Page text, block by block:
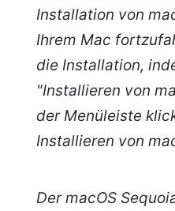
Installation von
Ihrem Mac
die Installation,
"Installieren von
der Menüleiste
Installieren von
Der macOS